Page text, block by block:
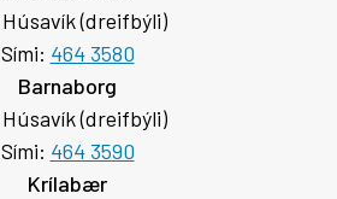
Húsavík (dreifbýli)
Sími: 464 3580
Barnaborg
Húsavík (dreifbýli)
Sími: 464 3590
Krílabær